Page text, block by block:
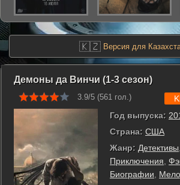
🇰🇿 Версия для
Демоны да Винчи (1-3 сезон)
3.9/5 (561 гол.)
Год выпуска:
Страна: США
Жанр: Детективы
Приключения
Биографии